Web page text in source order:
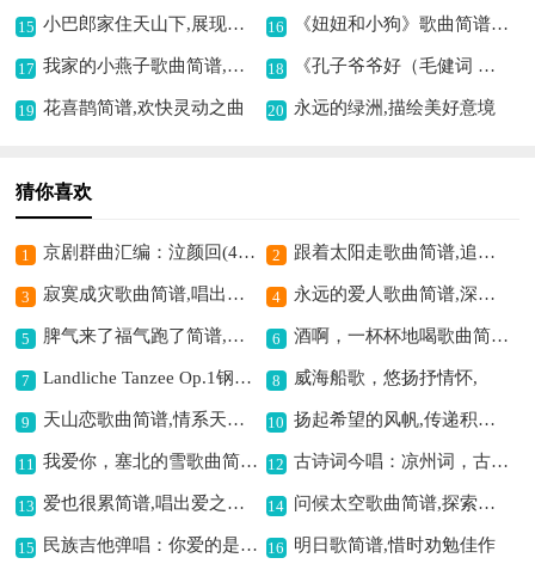
15 小巴郎家住天山下,展现西域风情 16 《妞妞和小狗》歌曲简谱,展现纯真童趣
17 我家的小燕子歌曲简谱,轻快展现活泼之感 18 《孔子爷爷好（毛健词 房洁曲）》歌曲简谱,颂孔子爷爷的佳作
19 花喜鹊简谱,欢快灵动之曲 20 永远的绿洲,描绘美好意境
猜你喜欢
1 京剧群曲汇编：泣颜回(4首)简谱京剧,曲调哀伤动人 2 跟着太阳走歌曲简谱,追逐光明的赞歌
3 寂寞成灾歌曲简谱,唱出孤独的哀伤 4 永远的爱人歌曲简谱,深情爱意满溢
5 脾气来了福气跑了简谱,劝人制怒保福运 6 酒啊，一杯杯地喝歌曲简谱,抒发豪迈之情
7 Landliche Tanzee Op.1钢琴谱,感受乡村舞曲魅力 8 威海船歌，悠扬抒情怀,
9 天山恋歌曲简谱,情系天山之美 10 扬起希望的风帆,传递积极正能量
11 我爱你，塞北的雪歌曲简谱,赞美北国冰雪情 12 古诗词今唱：凉州词，古韵新声演绎,
13 爱也很累简谱,唱出爱之疲惫 14 问候太空歌曲简谱,探索宇宙之深情
15 民族吉他弹唱：你爱的是我还是你自己吉他谱六线谱,探寻爱情的迷茫。 16 明日歌简谱,惜时劝勉佳作